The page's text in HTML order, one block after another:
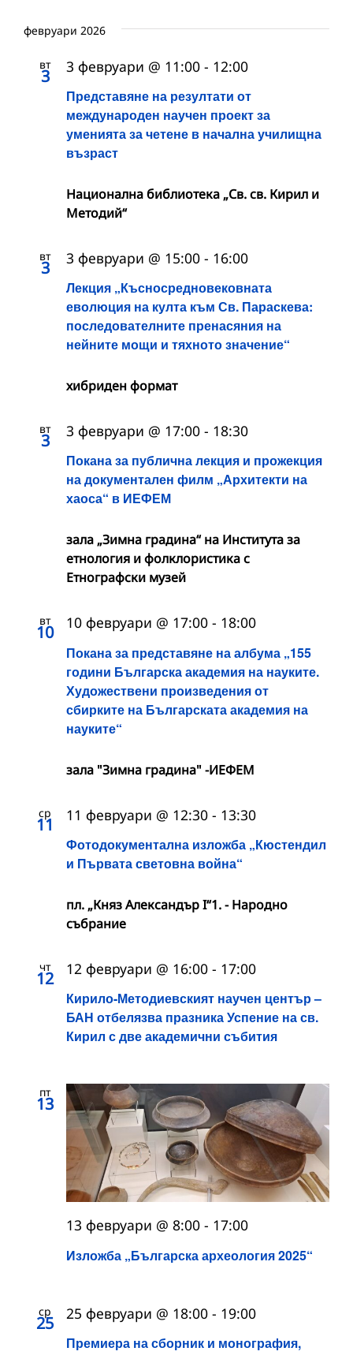
февруари 2026
вт
3
Представяне на резултати от
международен научен проект за
уменията за четене в начална училищна
възраст
3 февруари @ 11:00 - 12:00
Национална библиотека „Св. св. Кирил и
Методий“
вт
3
Лекция „Късносредновековната
еволюция на култа към Св. Параскева:
последователните пренасяния на
нейните мощи и тяхното значение“
3 февруари @ 15:00 - 16:00
хибриден формат
вт
3
Покана за публична лекция и прожекция
на документален филм „Архитекти на
хаоса“ в ИЕФЕМ
3 февруари @ 17:00 - 18:30
зала „Зимна градина“ на Института за
етнология и фолклористика с
Етнографски музей
вт
10
Покана за представяне на албума „155
години Българска академия на науките.
Художествени произведения от
сбирките на Българската академия на
науките“
10 февруари @ 17:00 - 18:00
зала "Зимна градина" -ИЕФЕМ
ср
11
Фотодокументална изложба „Кюстендил
и Първата световна война“
11 февруари @ 12:30 - 13:30
пл. „Княз Александър I“1. - Народно
събрание
чт
12
Кирило-Методиевският научен център –
БАН отбелязва празника Успение на св.
Кирил с две академични събития
12 февруари @ 16:00 - 17:00
пт
13
Изложба „Българска археология 2025“
13 февруари @ 8:00 - 17:00
ср
25
Премиера на сборник и монография,
25 февруари @ 18:00 - 19:00